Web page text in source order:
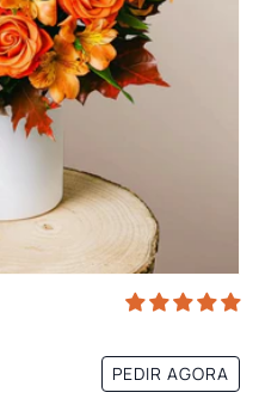
PEDIR AGORA